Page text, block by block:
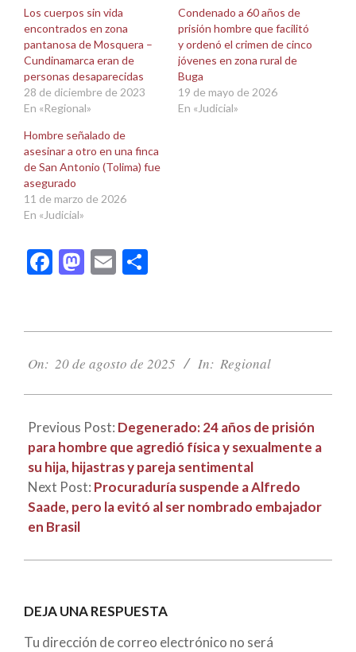
una
ventana
nueva)
una
ventana
nueva)
Los cuerpos sin vida
encontrados en zona
pantanosa de Mosquera –
Cundinamarca eran de
personas desaparecidas
28 de diciembre de 2023
En «Regional»
Condenado a 60 años de
prisión hombre que facilitó
y ordenó el crimen de cinco
jóvenes en zona rural de
Buga
19 de mayo de 2026
En «Judicial»
Hombre señalado de
asesinar a otro en una finca
de San Antonio (Tolima) fue
asegurado
11 de marzo de 2026
En «Judicial»
Facebook
Mastodon
Email
08-
On: 20 de agosto de 2025 In: Regional
Previous Post: Degenerado: 24 años de prisión
para hombre que agredió física y sexualmente a
su hija, hijastras y pareja sentimental
Next Post: Procuraduría suspende a Alfredo
Saade, pero la evitó al ser nombrado embajador
en Brasil
DEJA UNA RESPUESTA
Tu dirección de correo electrónico no será